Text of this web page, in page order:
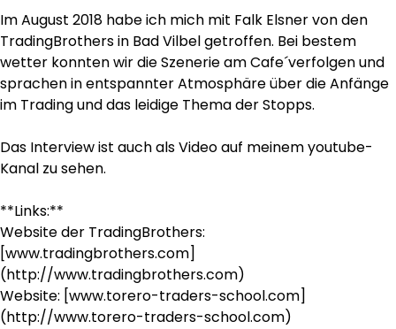
Im August 2018 habe ich mich mit Falk Elsner von den
TradingBrothers in Bad Vilbel getroffen. Bei bestem
wetter konnten wir die Szenerie am Cafe´verfolgen und
sprachen in entspannter Atmosphäre über die Anfänge
im Trading und das leidige Thema der Stopps.
Das Interview ist auch als Video auf meinem youtube-
Kanal zu sehen.
**Links:**
Website der TradingBrothers:
[www.tradingbrothers.com]
(http://www.tradingbrothers.com)
Website: [www.torero-traders-school.com]
(http://www.torero-traders-school.com)